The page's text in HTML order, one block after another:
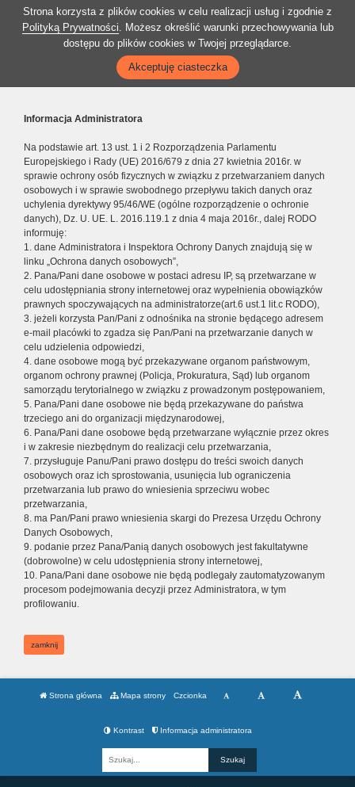
Strona korzysta z plików cookies w celu realizacji usług i zgodnie z
Polityką Prywatności. Możesz określić warunki przechowywania lub
dostępu do plików cookies w Twojej przeglądarce.
Akceptuję ciasteczka
Informacja Administratora
Na podstawie art. 13 ust. 1 i 2 Rozporządzenia Parlamentu
Europejskiego i Rady (UE) 2016/679 z dnia 27 kwietnia 2016r. w
sprawie ochrony osób fizycznych w związku z przetwarzaniem danych
osobowych i w sprawie swobodnego przepływu takich danych oraz
uchylenia dyrektywy 95/46/WE (ogólne rozporządzenie o ochronie
danych), Dz. U. UE. L. 2016.119.1 z dnia 4 maja 2016r., dalej RODO
informuję:
1. dane Administratora i Inspektora Ochrony Danych znajdują się w
linku „Ochrona danych osobowych”,
2. Pana/Pani dane osobowe w postaci adresu IP, są przetwarzane w
celu udostępniania strony internetowej oraz wypełnienia obowiązków
prawnych spoczywających na administratorze(art.6 ust.1 lit.c RODO),
3. jeżeli korzysta Pan/Pani z odnośnika na stronie będącego adresem
e-mail placówki to zgadza się Pan/Pani na przetwarzanie danych w
celu udzielenia odpowiedzi,
4. dane osobowe mogą być przekazywane organom państwowym,
organom ochrony prawnej (Policja, Prokuratura, Sąd) lub organom
samorządu terytorialnego w związku z prowadzonym postępowaniem,
5. Pana/Pani dane osobowe nie będą przekazywane do państwa
trzeciego ani do organizacji międzynarodowej,
6. Pana/Pani dane osobowe będą przetwarzane wyłącznie przez okres
i w zakresie niezbędnym do realizacji celu przetwarzania,
7. przysługuje Panu/Pani prawo dostępu do treści swoich danych
osobowych oraz ich sprostowania, usunięcia lub ograniczenia
przetwarzania lub prawo do wniesienia sprzeciwu wobec
przetwarzania,
8. ma Pan/Pani prawo wniesienia skargi do Prezesa Urzędu Ochrony
Danych Osobowych,
9. podanie przez Pana/Panią danych osobowych jest fakultatywne
(dobrowolne) w celu udostępnienia strony internetowej,
10. Pana/Pani dane osobowe nie będą podlegały zautomatyzowanym
procesom podejmowania decyzji przez Administratora, w tym
profilowaniu.
zamknij
Strona główna Mapa strony Czcionka
Kontrast Informacja administratora